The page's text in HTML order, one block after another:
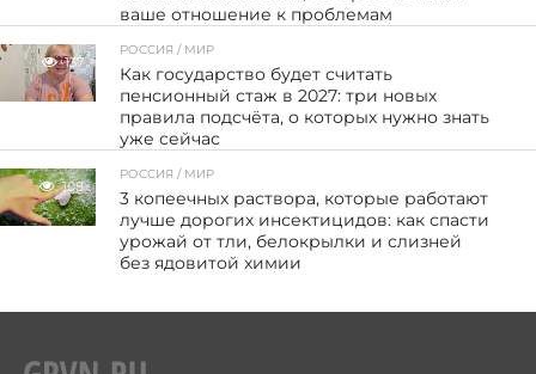
ваше отношение к проблемам
137
РОССИЯ / МИР
Как государство будет считать
пенсионный стаж в 2027: три новых
правила подсчёта, о которых нужно знать
уже сейчас
108
РОССИЯ / МИР
3 копеечных раствора, которые работают
лучше дорогих инсектицидов: как спасти
урожай от тли, белокрылки и слизней
без ядовитой химии